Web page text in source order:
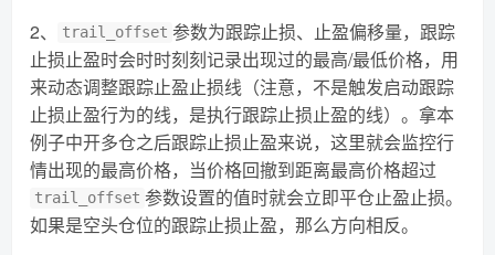
2、
trail_offset 参数为跟踪止损、止盈偏移量，跟踪
止损止盈时会时时刻刻记录出现过的最高/最低价格，用
来动态调整跟踪止盈止损线（注意，不是触发启动跟踪
止损止盈行为的线，是执行跟踪止损止盈的线）。拿本
例子中开多仓之后跟踪止损止盈来说，这里就会监控行
情出现的最高价格，当价格回撤到距离最高价格超过
trail_offset 参数设置的值时就会立即平仓止盈止损。
如果是空头仓位的跟踪止损止盈，那么方向相反。